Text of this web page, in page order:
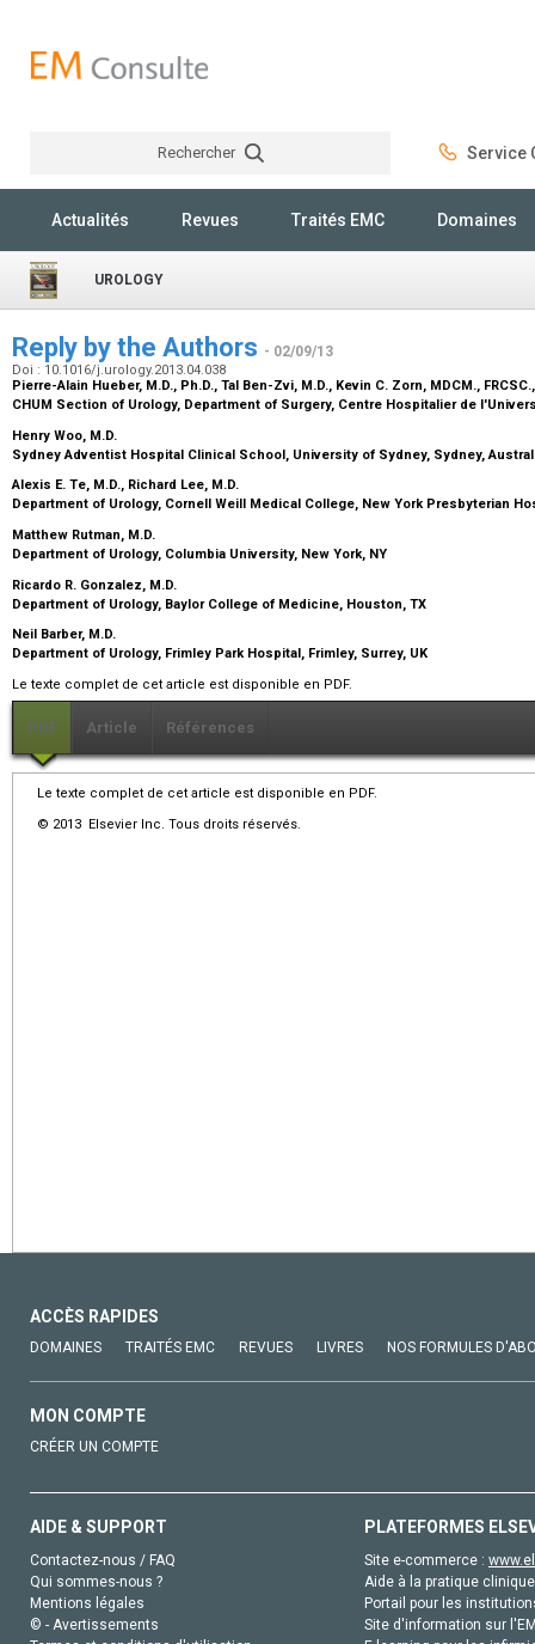
Rechercher Service
Actualités Revues Traités EMC Domaines
UROLOGY
Reply by the Authors - 02/09/13
Doi : 10.1016/j.urology.2013.04.038
Pierre-Alain Hueber, M.D., Ph.D., Tal Ben-Zvi, M.D., Kevin C. Zorn, MDCM.,
CHUM Section of Urology, Department of Surgery, Centre Hospitalier de
Henry Woo, M.D.
Sydney Adventist Hospital Clinical School, University of Sydney, Sydney,
Alexis E. Te, M.D., Richard Lee, M.D.
Department of Urology, Cornell Weill Medical College, New York Presbyterian
Matthew Rutman, M.D.
Department of Urology, Columbia University, New York, NY
Ricardo R. Gonzalez, M.D.
Department of Urology, Baylor College of Medicine, Houston, TX
Neil Barber, M.D.
Department of Urology, Frimley Park Hospital, Frimley, Surrey, UK
Le texte complet de cet article est disponible en PDF.
PDF Article Références
Le texte complet de cet article est disponible en PDF.
© 2013 Elsevier Inc. Tous droits réservés.
ACCÈS RAPIDES
DOMAINES TRAITÉS EMC REVUES LIVRES NOS FORMULES
MON COMPTE
CRÉER UN COMPTE
AIDE & SUPPORT
Contactez-nous / FAQ
Qui sommes-nous ?
Mentions légales
© - Avertissements
PLATEFORMES
Site e-commerce :
Aide à la pratique
Portail pour les
Site d'information sur